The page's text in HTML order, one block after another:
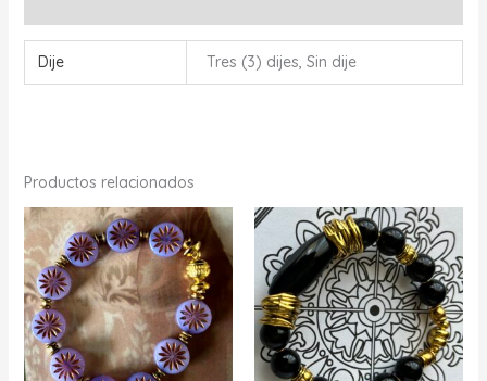
Dije Tres (3) dijes, Sin dije
Productos relacionados